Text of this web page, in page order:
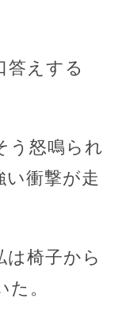
答えする
う怒鳴られ
い衝撃が走
は椅子から
。